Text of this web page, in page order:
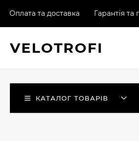
Оплата та доставка Гарантія
VELOTROFI
КАТАЛОГ ТОВАРІВ